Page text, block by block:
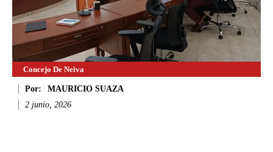
Concejo De Neiva
Por:
MAURICIO SUAZA
2 junio, 2026